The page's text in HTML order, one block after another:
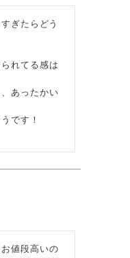
ぎたらどう
れてる感は
あったかい
です！
値段高いの